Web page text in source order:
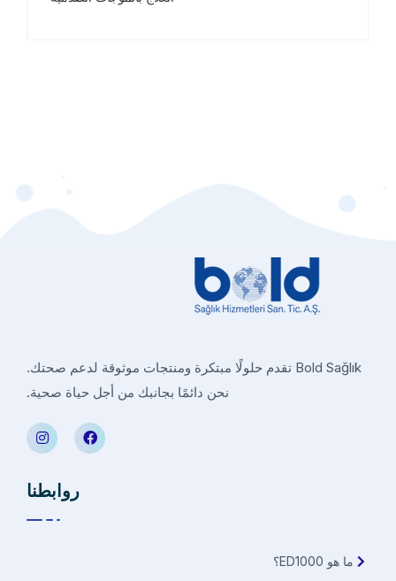
Bold Sağlık تقدم حلولًا مبتكرة ومنتجات موثوقة لدعم صحتك.
نحن دائمًا بجانبك من أجل حياة صحية.
روابطنا
ما هو ED1000؟